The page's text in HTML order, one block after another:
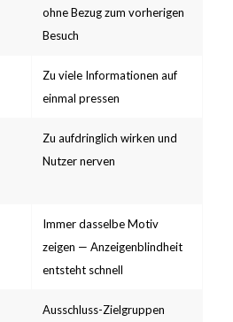
ohne Bezug zum vorherigen
Besuch
Zu viele Informationen auf
einmal pressen
Zu aufdringlich wirken und
Nutzer nerven
Immer dasselbe Motiv
zeigen — Anzeigenblindheit
entsteht schnell
Ausschluss-Zielgruppen